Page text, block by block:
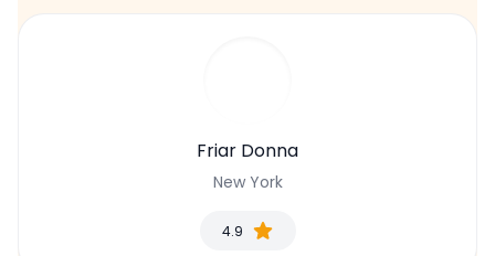
Friar Donna
New York
4.9